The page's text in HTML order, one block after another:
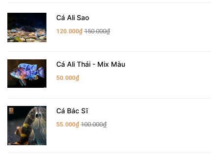
Cá Ali Sao
120.000₫ 150.000₫
Cá Ali Thái - Mix Màu
50.000₫
Cá Bác Sĩ
55.000₫ 100.000₫